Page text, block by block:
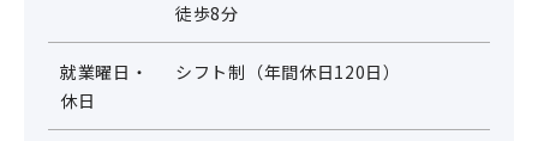
徒歩8分
就業曜日・
休日
シフト制（年間休日120日）